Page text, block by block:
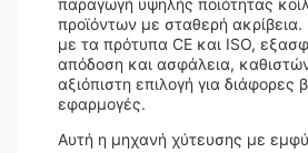
παραγωγή υψηλής ποιότητας
προϊόντων με σταθερή ακρίβεια.
με τα πρότυπα CE και ISO,
απόδοση και ασφάλεια,
αξιόπιστη επιλογή για διάφορες
εφαρμογές.
Αυτή η μηχανή χύτευσης με